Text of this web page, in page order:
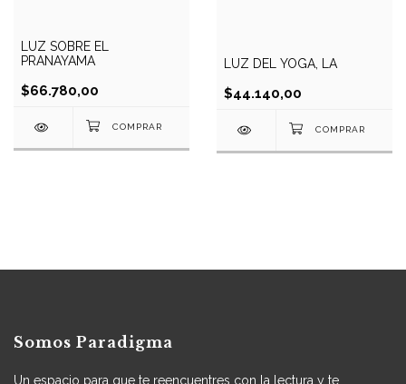
LUZ SOBRE EL
PRANAYAMA
$66.780,00
LUZ DEL YOGA, LA
$44.140,00
Somos Paradigma
Un espacio para que te reencuentres con la lectura y te